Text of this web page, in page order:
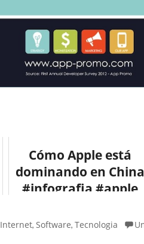
Cómo Apple está
dominando en China
#infografia #apple
Internet, Software, Tecnologia